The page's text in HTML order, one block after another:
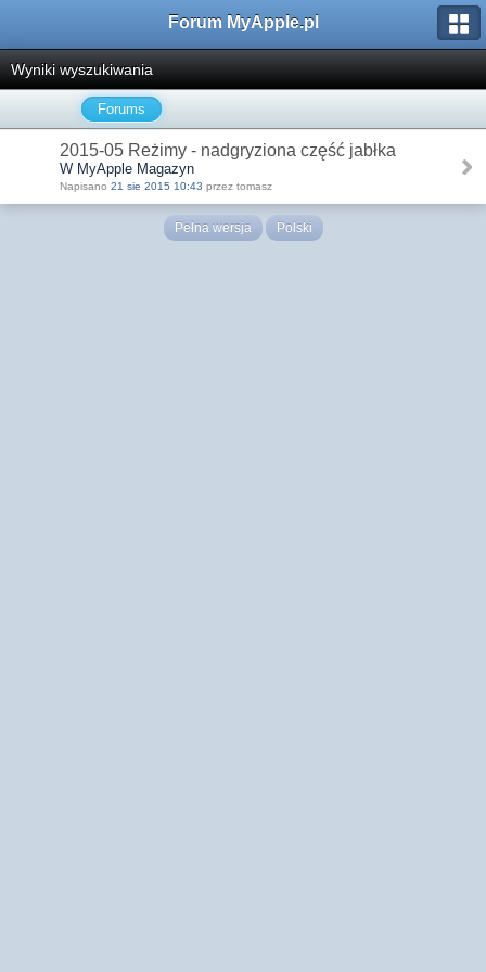
Forum MyApple.pl
Wyniki wyszukiwania
Forums
2015-05 Reżimy - nadgryziona część jabłka
W MyApple Magazyn
Napisano 21 sie 2015 10:43 przez tomasz
Pełna wersja Polski